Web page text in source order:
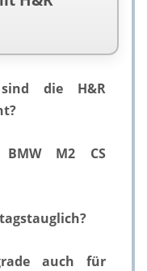
die H&R
M2 CS
auch für